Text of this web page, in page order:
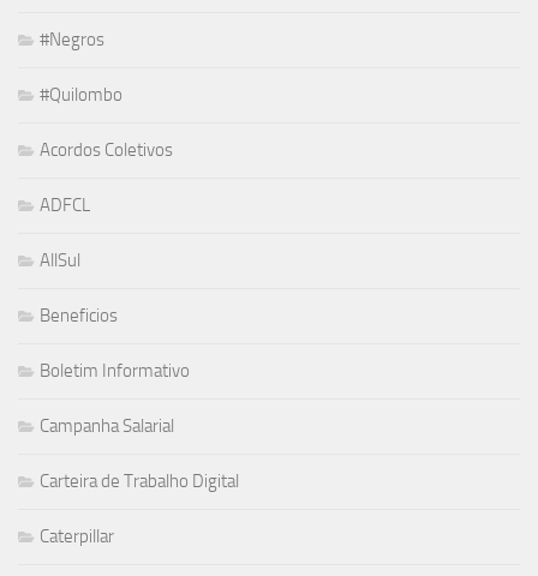
#Negros
#Quilombo
Acordos Coletivos
ADFCL
AllSul
Beneficios
Boletim Informativo
Campanha Salarial
Carteira de Trabalho Digital
Caterpillar